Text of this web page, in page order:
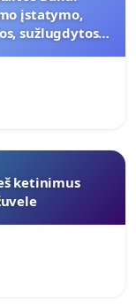
įstatymo,
sužlugdytos
ketinimus